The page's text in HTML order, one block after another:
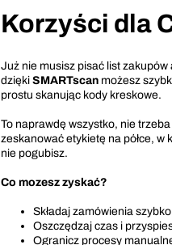
Korzyści dla
Już nie musisz pisać list zakupów
dzięki SMARTscan możesz
prostu skanując kody kreskowe.
To naprawdę wszystko, nie
zeskanować etykietę na półce,
nie pogubisz.
Co mozesz zyskać?
Składaj zamówienia
Oszczędzaj czas i
Ogranicz procesy